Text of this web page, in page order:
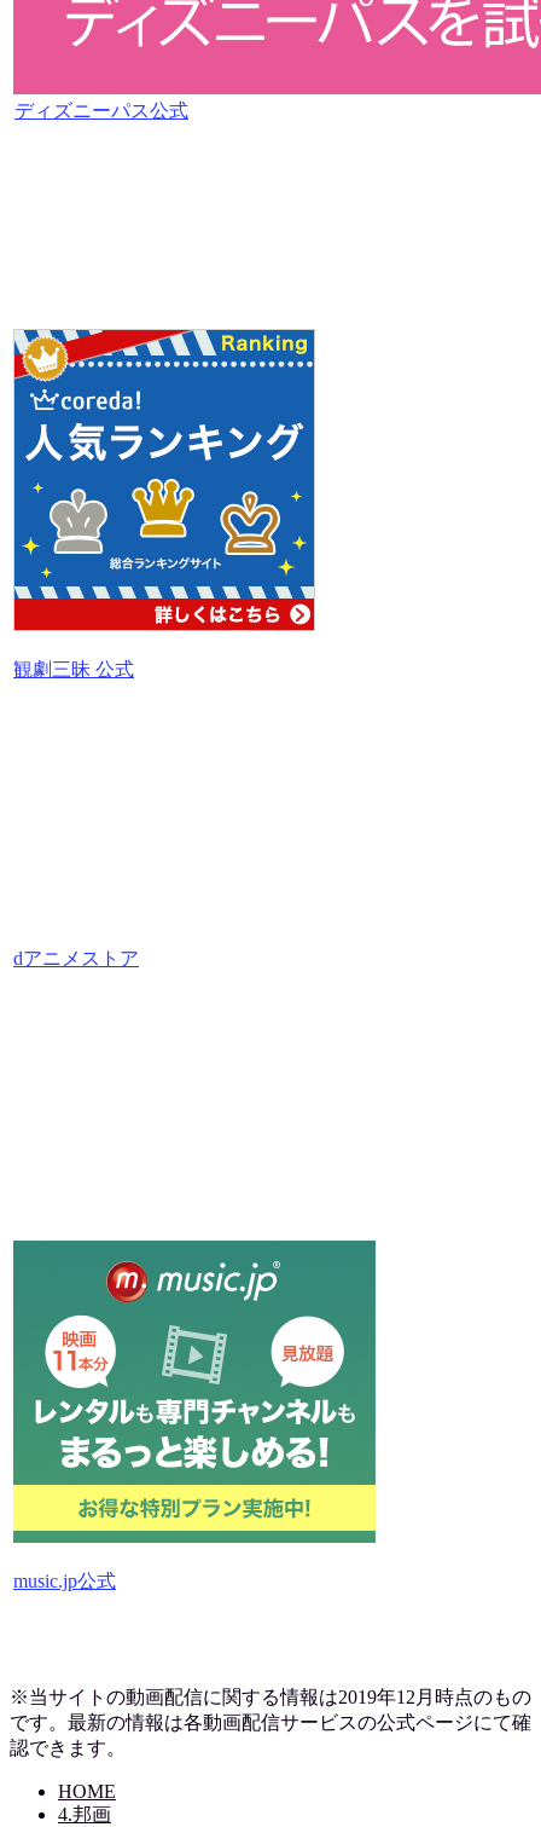
ディズニーパス公式
観劇三昧 公式
dアニメストア
music.jp公式
※当サイトの動画配信に関する情報は2019年12月時点のもの
です。最新の情報は各動画配信サービスの公式ページにて確
認できます。
HOME
4.邦画